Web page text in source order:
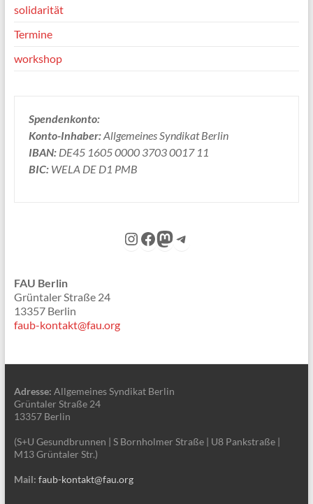
solidarität
Termine
workshop
Spendenkonto:
Konto-Inhaber:Allgemeines Syndikat Berlin
IBAN:DE45 1605 0000 3703 0017 11
BIC:WELA DE D1 PMB
Instagram
Facebook
Mastodon
Telegram
FAU Berlin
Grüntaler Straße 24
13357 Berlin
faub-kontakt@fau.org
Adresse: Allgemeines Syndikat Berlin
Grüntaler Straße 24
13357 Berlin
(S+U Gesundbrunnen | S Bornholmer Straße | U8 Pankstraße |
M13 Grüntaler Str.)
Mail: faub-kontakt@fau.org